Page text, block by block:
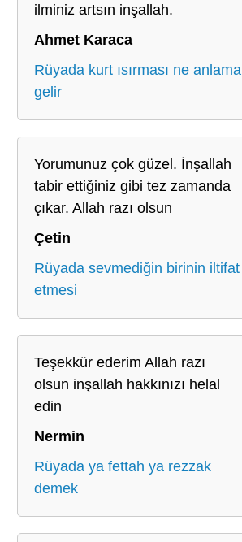
ilminiz artsın inşallah.
Ahmet Karaca
Rüyada kurt ısırması ne anlama
gelir
Yorumunuz çok güzel. İnşallah
tabir ettiğiniz gibi tez zamanda
çıkar. Allah razı olsun
Çetin
Rüyada sevmediğin birinin iltifat
etmesi
Teşekkür ederim Allah razı
olsun inşallah hakkınızı helal
edin
Nermin
Rüyada ya fettah ya rezzak
demek